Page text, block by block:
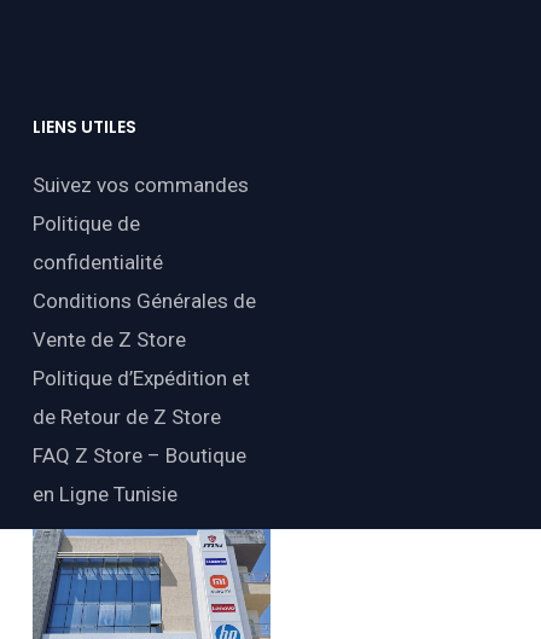
LIENS UTILES
Suivez vos commandes
Politique de
confidentialité
Conditions Générales de
Vente de Z Store
Politique d’Expédition et
de Retour de Z Store
FAQ Z Store – Boutique
en Ligne Tunisie